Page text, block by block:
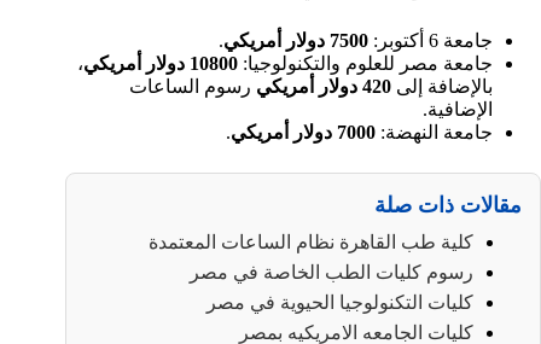
جامعة 6 أكتوبر: 7500 دولار أمريكي
.
جامعة مصر للعلوم والتكنولوجيا: 10800 دولار أمريكي
،
بالإضافة إلى 420 دولار أمريكي
رسوم الساعات
الإضافية.
جامعة النهضة: 7000 دولار أمريكي .
مقالات ذات صلة
كلية طب القاهرة نظام الساعات المعتمدة
رسوم كليات الطب الخاصة في مصر
كليات التكنولوجيا الحيوية في مصر
كليات الجامعه الامريكيه بمصر